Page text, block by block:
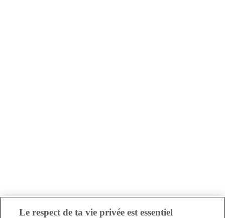
Le respect de ta vie privée est essentiel